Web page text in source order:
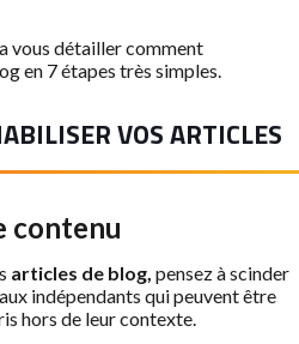
vous détailler comment
en 7 étapes très simples.
VOS ARTICLES
contenu
articles de blog, pensez à scinder
indépendants qui peuvent être
hors de leur contexte.